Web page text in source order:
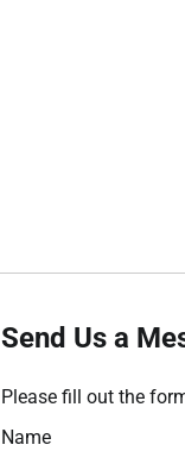
Send Us a
Please fill out the
Name